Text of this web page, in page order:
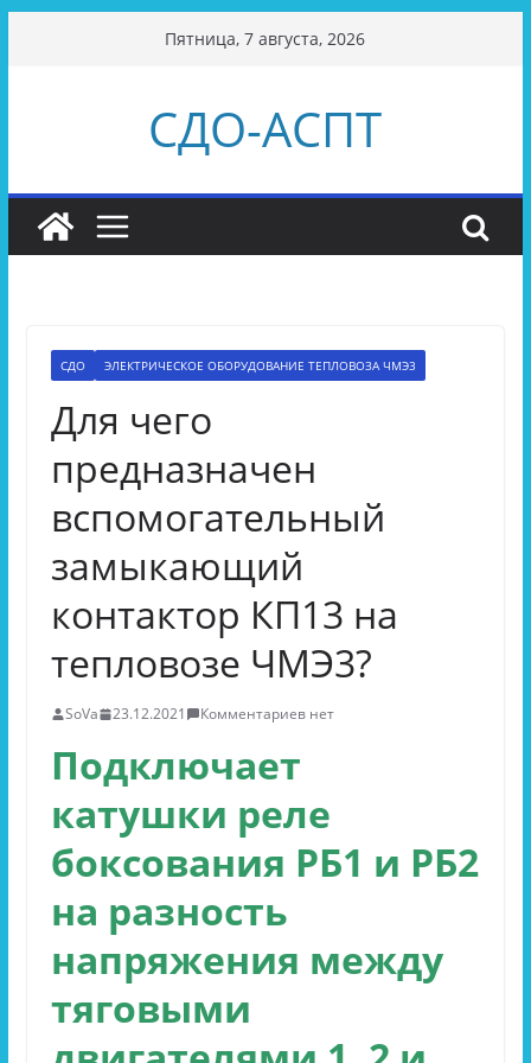
Пятница, 7 августа, 2026
СДО-АСПТ
СДО ЭЛЕКТРИЧЕСКОЕ ОБОРУДОВАНИЕ ТЕПЛОВОЗА ЧМЭ3
Для чего
предназначен
вспомогательный
замыкающий
контактор КП13 на
тепловозе ЧМЭ3?
SoVa 23.12.2021 Комментариев нет
Подключает
катушки реле
боксования РБ1 и РБ2
на разность
напряжения между
тяговыми